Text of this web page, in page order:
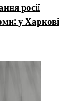
росії
у Харкові